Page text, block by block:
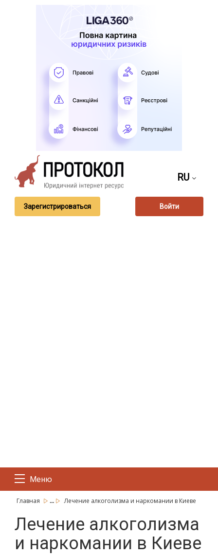
RU
Зарегистрироваться Войти
Меню
Главная ... Лечение алкоголизма и наркомании в Киеве
Лечение алкоголизма
и наркомании в Киеве